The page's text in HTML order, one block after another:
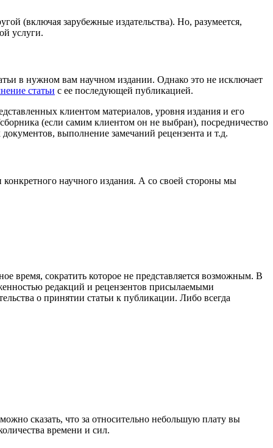
(включая зарубежные издательства). Но, разумеется,
услуги.
в нужном вам научном издании. Однако это не исключает
статьи с ее последующей публикацией.
клиентом материалов, уровня издания и его
(если самим клиентом он не выбран), посредничество
выполнение замечаний рецензента и т.д.
научного издания. А со своей стороны мы
время, сократить которое не представляется возможным. В
редакций и рецензентов присылаемыми
о принятии статьи к публикации. Либо всегда
сказать, что за относительно небольшую плату вы
времени и сил.